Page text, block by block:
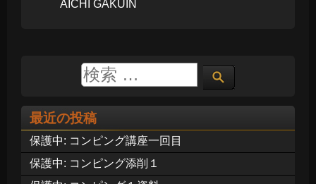
AICHI GAKUIN
最近の投稿
保護中: コンピング講座一回目
保護中: コンピング添削１